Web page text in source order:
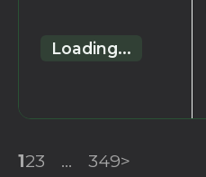
Loading...
123 ... 349>